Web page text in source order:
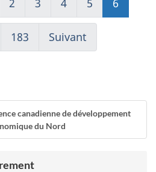
2
to
page
2
3
to
page
3
4
to
page
4
5
to
5
6
to
183 (current)
Aller
Suivant
to
canadienne de développement
du Nord